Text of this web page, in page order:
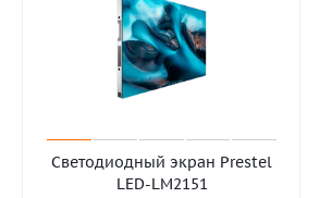
Светодиодный экран Prestel
LED-LM2151